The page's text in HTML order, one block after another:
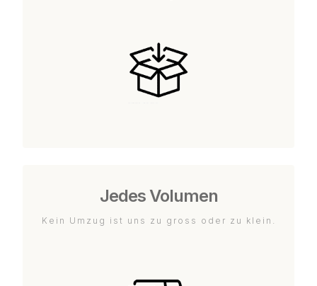
Jedes Volumen
Kein Umzug ist uns zu gross oder zu klein.